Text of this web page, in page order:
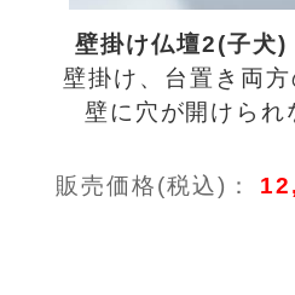
壁掛け仏壇2(子犬
壁掛け、台置き両
壁に穴が開けられ
販売価格(税込)：